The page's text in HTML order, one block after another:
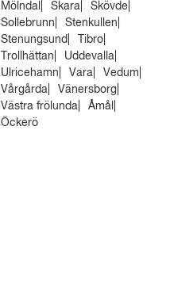
Mölndal
Skara
Skövde
Sollebrunn
Stenkullen
Stenungsund
Tibro
Trollhättan
Uddevalla
Ulricehamn
Vara
Vedum
Vårgårda
Vänersborg
Västra frölunda
Åmål
Öckerö